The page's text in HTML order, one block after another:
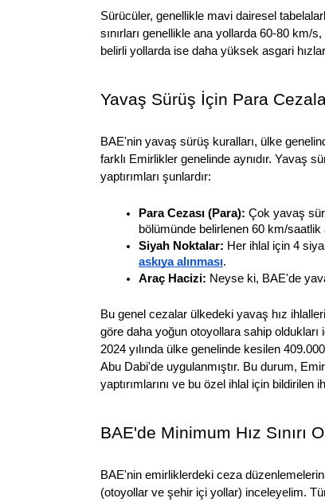
Sürücüler, genellikle mavi dairesel
sınırları genellikle ana yollarda 60-80
belirli yollarda ise daha yüksek asgari
Yavaş Sürüş İçin Para
BAE'nin yavaş sürüş kuralları, ülke
farklı Emirlikler genelinde aynıdır. Yavaş
yaptırımları şunlardır:
Para Cezası (Para): Çok yavaş
bölümünde belirlenen 60 km/saatlik
Siyah Noktalar: Her ihlal için 4
askıya alınması.
Araç Hacizi: Neyse ki, BAE'de
Bu genel cezalar ülkedeki yavaş hız
göre daha yoğun otoyollara sahip oldukları
2024 yılında ülke genelinde kesilen
Abu Dabi'de uygulanmıştır. Bu durum,
yaptırımlarını ve bu özel ihlal için
BAE'de Minimum Hız Sınırı
BAE'nin emirliklerdeki ceza
(otoyollar ve şehir içi yollar) inceleyelim.